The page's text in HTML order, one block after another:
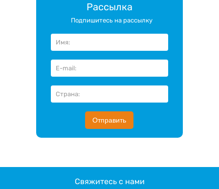
Рассылка
Подпишитесь на рассылку
Отправить
Свяжитесь с нами